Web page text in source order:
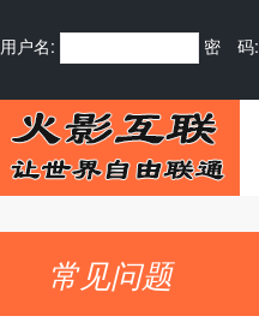
用户名: 密 码:
常见问题